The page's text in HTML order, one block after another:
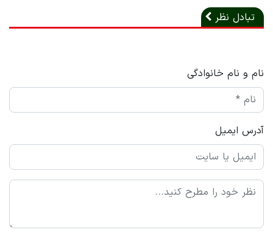
تبادل نظر
نام و نام خانوادگی
آدرس ایمیل